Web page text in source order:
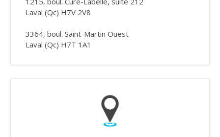
Laval (Qc) H7V 2V8
3364, boul. Saint-Martin Ouest
Laval (Qc) H7T 1A1